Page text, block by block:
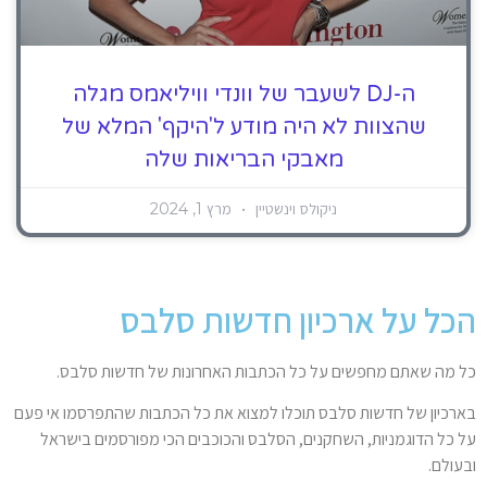
ה-DJ לשעבר של וונדי וויליאמס מגלה
שהצוות לא היה מודע ל'היקף' המלא של
מאבקי הבריאות שלה
ניקולס וינשטיין מרץ 1, 2024
הכל על ארכיון חדשות סלבס
כל מה שאתם מחפשים על כל הכתבות האחרונות של חדשות סלבס.
בארכיון של חדשות סלבס תוכלו למצוא את כל הכתבות שהתפרסמו אי פעם
על כל הדוגמניות, השחקנים, הסלבס והכוכבים הכי מפורסמים בישראל
ובעולם.